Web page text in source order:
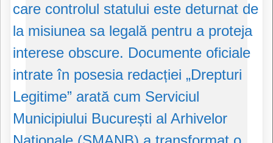
care controlul statului este deturnat de
la misiunea sa legală pentru a proteja
interese obscure. Documente oficiale
intrate în posesia redacției „Drepturi
Legitime” arată cum Serviciul
Municipiului București al Arhivelor